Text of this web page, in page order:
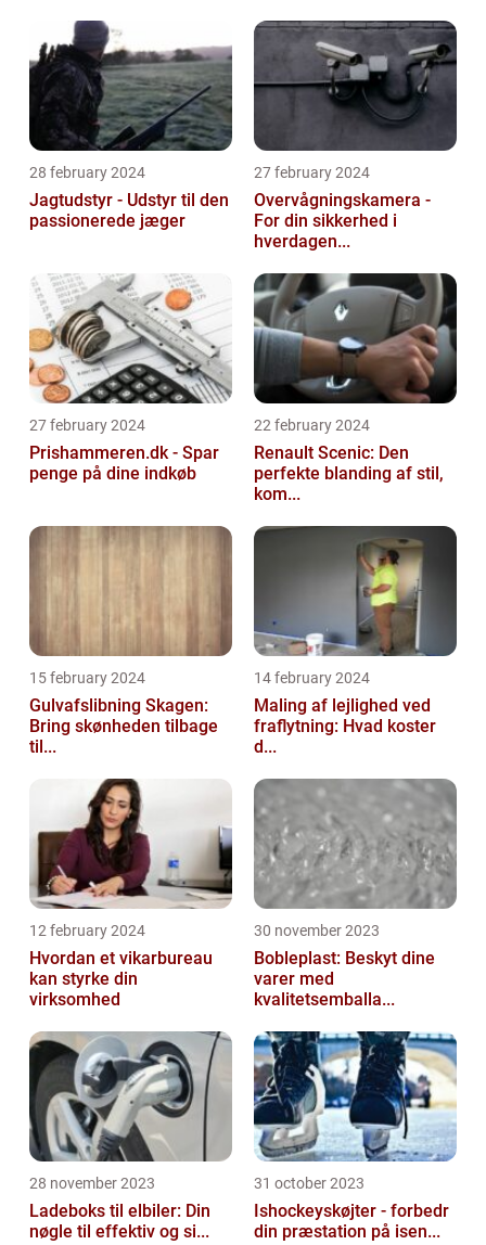
28 february 2024
Jagtudstyr - Udstyr til den
passionerede jæger
27 february 2024
Overvågningskamera -
For din sikkerhed i
hverdagen...
27 february 2024
Prishammeren.dk - Spar
penge på dine indkøb
22 february 2024
Renault Scenic: Den
perfekte blanding af stil,
kom...
15 february 2024
Gulvafslibning Skagen:
Bring skønheden tilbage
til...
14 february 2024
Maling af lejlighed ved
fraflytning: Hvad koster
d...
12 february 2024
Hvordan et vikarbureau
kan styrke din
virksomhed
30 november 2023
Bobleplast: Beskyt dine
varer med
kvalitetsemballa...
28 november 2023
Ladeboks til elbiler: Din
nøgle til effektiv og si...
31 october 2023
Ishockeyskøjter - forbedr
din præstation på isen...